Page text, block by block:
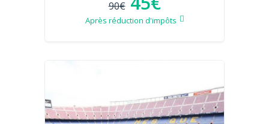
90€
Après réduction d'impôts